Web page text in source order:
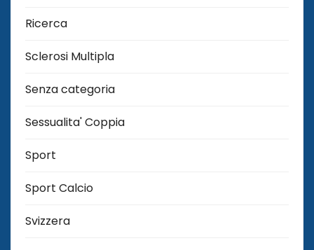
Ricerca
Sclerosi Multipla
Senza categoria
Sessualita' Coppia
Sport
Sport Calcio
Svizzera